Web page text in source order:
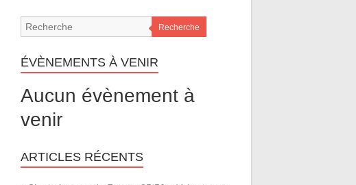
Recherche
ÉVÈNEMENTS À VENIR
Aucun évènement à
venir
ARTICLES RÉCENTS